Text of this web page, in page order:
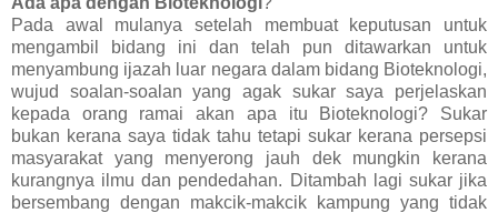
Pada awal mulanya setelah membuat keputusan untuk
mengambil bidang ini dan telah pun ditawarkan untuk
menyambung ijazah luar negara dalam bidang Bioteknologi,
wujud soalan-soalan yang agak sukar saya perjelaskan
kepada orang ramai akan apa itu Bioteknologi? Sukar
bukan kerana saya tidak tahu tetapi sukar kerana persepsi
masyarakat yang menyerong jauh dek mungkin kerana
kurangnya ilmu dan pendedahan. Ditambah lagi sukar jika
bersembang dengan makcik-makcik kampung yang tidak